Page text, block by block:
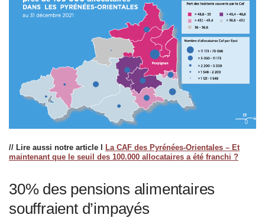
// Lire aussi notre article l
La CAF des Pyrénées-Orientales – Et
maintenant que le seuil des 100.000 allocataires a été franchi ?
30% des pensions alimentaires
souffraient d’impayés